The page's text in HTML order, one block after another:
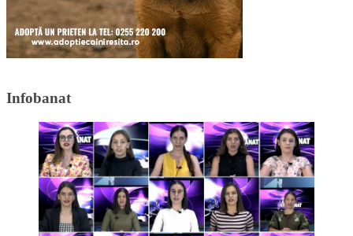
Infobanat